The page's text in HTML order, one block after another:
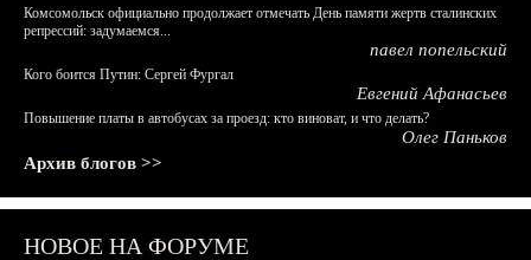
Комсомольск официально продолжает отмечать День памяти жертв сталинских
репрессий: задумаемся...
павел попельский
Кого боится Путин: Сергей Фургал
Евгений Афанасьев
Повышение платы в автобусах за проезд: кто виноват, и что делать?
Олег Паньков
Архив блогов >>
НОВОЕ НА ФОРУМЕ